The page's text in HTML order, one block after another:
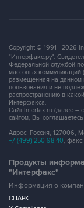
Copyright © 1991—2026
"Интерфакс.ру".
Федеральной службой
массовых
размещенная на данном
пользования и не
распространению в
Интерфакса.
Сайт Interfax.ru (далее –
сайтом, Вы
Адрес: Россия, 127006,
+7 (499) 250-98-40, факс:
Продукты
"Интерфакс"
Информация о
СПАРК